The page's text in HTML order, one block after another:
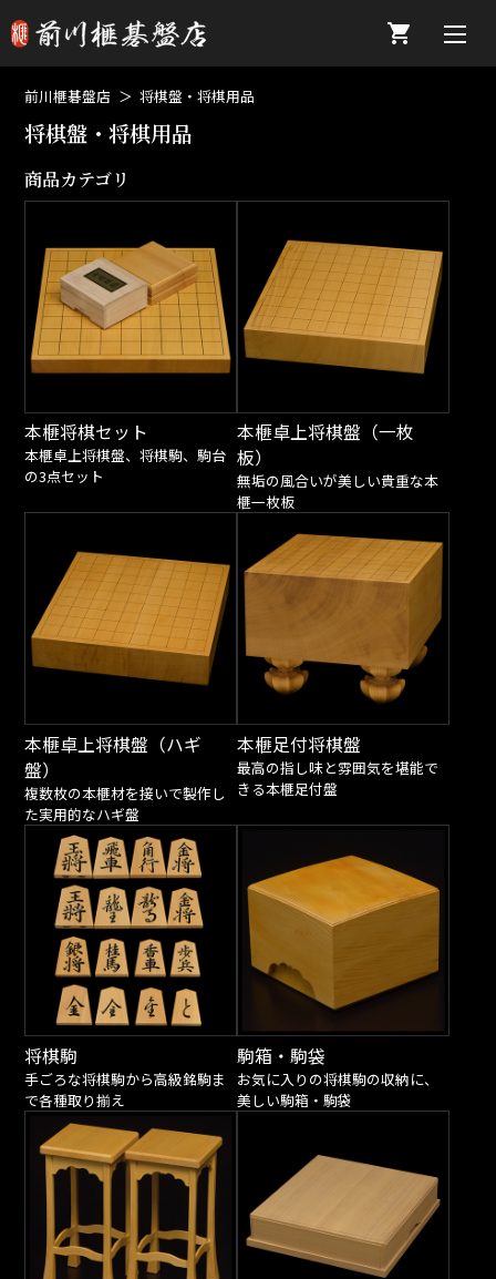
前川榧碁盤店 将棋盤・将棋用品
将棋盤・将棋用品
商品カテゴリ
本榧将棋セット
本榧卓上将棋盤、将棋駒、駒台
の3点セット
本榧卓上将棋盤（一枚
板）
無垢の風合いが美しい貴重な本
榧一枚板
本榧卓上将棋盤（ハギ
盤）
複数枚の本榧材を接いで製作し
た実用的なハギ盤
本榧足付将棋盤
最高の指し味と雰囲気を堪能で
きる本榧足付盤
将棋駒
手ごろな将棋駒から高級銘駒ま
で各種取り揃え
駒箱・駒袋
お気に入りの将棋駒の収納に、
美しい駒箱・駒袋